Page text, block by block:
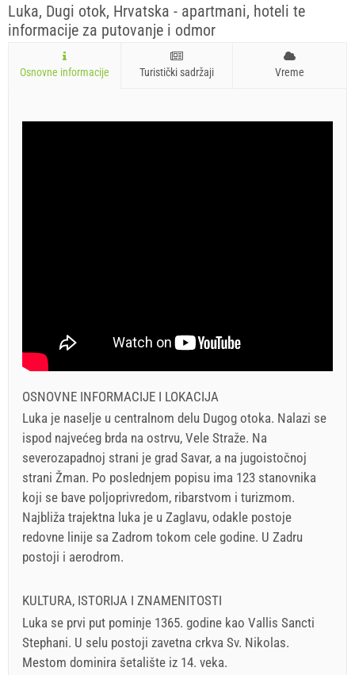
Luka, Dugi otok, Hrvatska - apartmani, hoteli te
informacije za putovanje i odmor
Osnovne informacije Turistički sadržaji Vreme
OSNOVNE INFORMACIJE I LOKACIJA
Luka je naselje u centralnom delu Dugog otoka. Nalazi se
ispod najvećeg brda na ostrvu, Vele Straže. Na
severozapadnoj strani je grad Savar, a na jugoistočnoj
strani Žman. Po poslednjem popisu ima 123 stanovnika
koji se bave poljoprivredom, ribarstvom i turizmom.
Najbliža trajektna luka je u Zaglavu, odakle postoje
redovne linije sa Zadrom tokom cele godine. U Zadru
postoji i aerodrom.
KULTURA, ISTORIJA I ZNAMENITOSTI
Luka se prvi put pominje 1365. godine kao Vallis Sancti
Stephani. U selu postoji zavetna crkva Sv. Nikolas.
Mestom dominira šetalište iz 14. veka.